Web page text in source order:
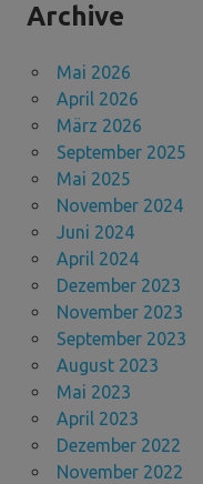
Archive
Mai 2026
April 2026
März 2026
September 2025
Mai 2025
November 2024
Juni 2024
April 2024
Dezember 2023
November 2023
September 2023
August 2023
Mai 2023
April 2023
Dezember 2022
November 2022